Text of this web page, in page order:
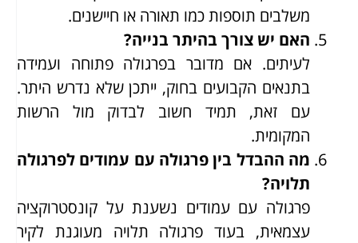
משלבים תוספות כמו תאורה או חיישנים.
האם יש צורך בהיתר בנייה?
לעיתים. אם מדובר בפרגולה פתוחה ועמידה
בתנאים הקבועים בחוק, ייתכן שלא נדרש היתר.
עם זאת, תמיד חשוב לבדוק מול הרשות
המקומית.
מה ההבדל בין פרגולה עם עמודים לפרגולה
תלויה?
פרגולה עם עמודים נשענת על קונסטרוקציה
עצמאית, בעוד פרגולה תלויה מעוגנת לקיר